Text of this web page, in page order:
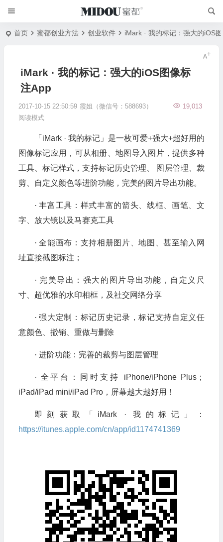
首页 蜜都创业方法 创业软件 iMark · 我的标记：强大的iOS
iMark · 我的标记：强大的iOS图像标
注App
2017-10-15 22:50:59 霞姐（微信号：588693）
19,013
阅读模式
「iMark · 我的标记」是一枚可爱+强大+超好用的
图像标记应用，可从相册、地图导入图片，提供多种
工具、标记样式，支持标记历史管理、 图层管理、裁
剪、自定义颜色等进阶功能，完美的图片导出功能。
· 丰富工具：样式丰富的箭头、线框、画笔、文
字、放大镜以及马赛克工具
· 全能画布：支持相册图片、地图、甚至输入网
址直接截图标注；
· 完美导出：强大的图片导出功能，自定义尺
寸、超优雅的水印相框，及社交网络分享
· 强大定制：标记历史记录，标记支持自定义任
意颜色、撤销、重做与删除
· 进阶功能：完善的裁剪与图层管理
· 全平台：同时支持 iPhone/iPhone Plus；
iPad/iPad mini/iPad Pro，屏幕越大越好用！
即刻获取「iMark · 我的标记」：
https://itunes.apple.com/cn/app/id1174741369